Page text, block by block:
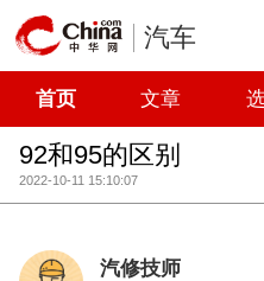
汽车
首页 文章
92和95的区别
2022-10-11 15:10:07
汽修技师